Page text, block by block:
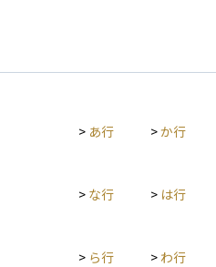
> あ行 >か行
> な行 > は行
> ら行 > わ行